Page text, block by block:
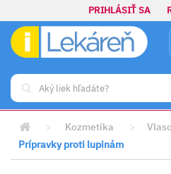
PRIHLÁSIŤ SA
> Kozmetika >
Prípravky proti lupinám